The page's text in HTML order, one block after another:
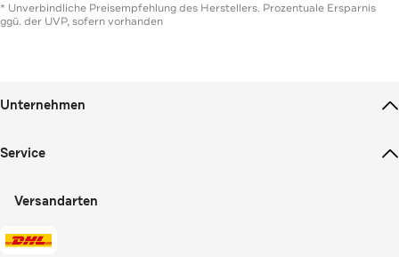
* Unverbindliche Preisempfehlung des Herstellers. Prozentuale Ersparnis
ggü. der UVP, sofern vorhanden
Unternehmen
Karriere
Service
Partnerprogramm
Studentenvorteil
Versandarten